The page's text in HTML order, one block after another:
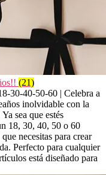
(21)
30-40-50-60 | Celebra a
inolvidable con la
sea que estés
18, 30, 40, 50 o 60
necesitas para crear
Perfecto para cualquier
está diseñado para